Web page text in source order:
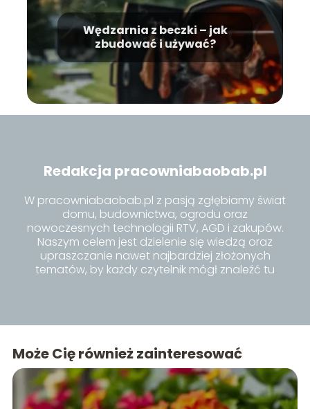
Wędzarnia z beczki – jak
zbudować i używać?
Redakcja pracowniabaobab.pl
W pracowniabaobab.pl z pasją zgłębiamy świat
domu, budownictwa, ogrodu oraz
nowoczesnych technologii RTV, AGD i zakupów.
Naszym celem jest dzielenie się wiedzą oraz
upraszczanie nawet najbardziej złożonych
tematów, by każdy czytelnik mógł znaleźć tu
Może Cię również zainteresować